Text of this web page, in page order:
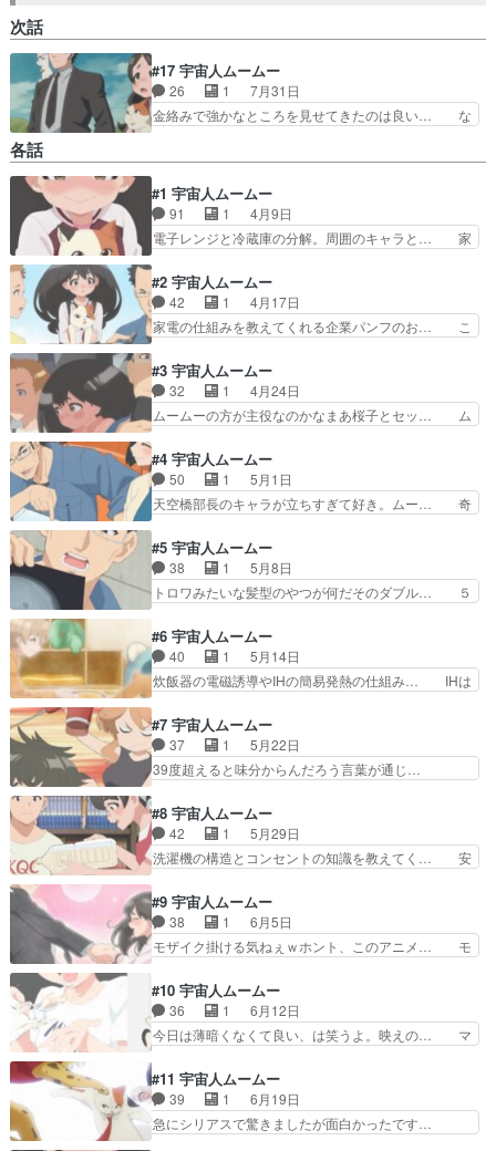
次話
#17 宇宙人ムームー
26 1
7月31日
金絡みで強かなところを見せてきたのは良い… な
進化してんだな。生活に余裕がな… 最高酒クズ女
が出てきたと思ったら一瞬で出… 後半はまさかの
ムームーの恋バナ宇宙人でガ… 桜子は金を回収す
るのに必死wちゃんと話が… 夜の公園で缶ビール
片手にジョ◯゛ョ立ちし… 桜子さんの成長が恐ろ
しくて面白かったです…
各話
#1 宇宙人ムームー
91 1
4月9日
電子レンジと冷蔵庫の分解。周囲のキャラと… 家
き残りのバカ宇宙ネコ、地球で学び直す… )だ
が、電気街としての秋葉原ノスタルジー… でもそ
の原理を知る手段が文明の利器スマホ… オーブン
トースターと電子レンジの違いなん… 「うわぁ、
ニャンを足したような宇宙猫と… 猫と科学が大好
きな人向けかなぁ。ムームー… 文明を理解するた
めに勝手に桜子の家電を分…
#2 宇宙人ムームー
42 1
4月17日
家電の仕組みを教えてくれる企業パンフのお… こ
メという媒体のテンポ感に合わせたから… 家電の
豆知識をネコ型の宇宙人と一緒に学べ… えっ、こ
れってラブコメ？ 家電アニメとか… 今回もムー
ムーの顔芸がさえる。そして何や… 失敗させる前
プルなんだな。こら家電屋さ… 個人的にはムーム
ーのタママ二等兵感が癖に… 先輩たちがいい味出
してるげんしけんやもや…
#3 宇宙人ムームー
32 1
4月24日
ムームーの方が主役なのかなまあ桜子とセッ… ム
ムーとデシマル。デシマル、自動ドアに… 電気工
学アニメだった。電源は自分も子供の… パジャマ
のまま外で活動することになってし… 家電の仕組
み・挙動を通じた科学教育ものだ… めっちゃ家電
み面白かったわ。実用的な部… ヒロインの髪型が
ちょっと、、このコがムー… ①日々は過ぎれど飯
うまし②片田舎のオッサ…
#4 宇宙人ムームー
50 1
5月1日
天空橋部長のキャラが立ちすぎて好き。ムー… 奇
電気代は東京だからじゃないけどね。ハ… どのよ
うな動きになるか気になっていたので… 部長が暴
れ始めて面白くなってきたな。…も… 自分はアレ
が黒い頃の大会で使用禁止のもの… 科学に対して
回好きだから、かなり良く出… 今回一番の謎は、
部長じゃなくて、ムームー… 楽しい〜かっこよか
ったり変態だったりで面…
#5 宇宙人ムームー
38 1
5月8日
トロワみたいな髪型のやつが何だそのダブル… ５
ダニ…チン」追加セリフ（かも）漫画２… 新人2
人でエアコン修理できちゃった壊れて… 知見が浅
いことを情弱とは言わないし、なん… 「電磁波は
生命体に影響を及ぼすものだけど… ムクドリのく
感じますね。Aパートはエア… 前に部長から聞い
た知識でエアコンの問題を… エアコンにしろ電磁
波にしろもっといろいろ…
#6 宇宙人ムームー
40 1
5月14日
炊飯器の電磁誘導やIHの簡易発熱の仕組み… IHは
て今はそんなハイテクなのね…！そ… 社会インフ
ラという枠組みの理解度が妙に高… 丁度炊飯器を
どうするか考えていたところだ… 戦争で滅びた母
星の文明を再興するため、宇… まるで保護猫ちゃ
ノリ（ムームーと家電蘊… 猫成分多めだと当たり
回な気がする。ムーム… やはり良くできた作品だ
と思わされました。…
#7 宇宙人ムームー
37 1
5月22日
39度超えると味分からんだろう言葉が通じ…
語が再構築されていて、面白かった（：A… 「人
は見た目で判断してはいけない」とか「… 鮫洲さ
んと打ち解ける展開は良いんだけど、… 呪いの
◯◯ステ…ここ一応都内（非都区部）… 薄暗い女
のスロットインの飲み込みの話や… AVの話とか
排卵日の話とかしててガチで大… いいね、どんど
ん馴染んでくる。猫が当たり…
#8 宇宙人ムームー
42 1
5月29日
洗濯機の構造とコンセントの知識を教えてく… 安
ろおどろしい題字。園子と友人と猫の小… Bパー
トで、デシマルが部屋に運ばれるシー… 布地の強
度に気づかないとは、理系失格よ。… 家電の説
明、自分は元々そういうのに興味が… 男衆内部で
全員最悪すぎて、これ何か仕掛… 「鶴見は女越し
にレンジを使う」と揶揄され… 治そうとして何か
資格がいるらしくで治さな…
#9 宇宙人ムームー
38 1
6月5日
モザイク掛ける気ねぇｗホント、このアニメ… モ
助かるけど…修繕費は？というかし… 宇宙人は堕
落しました大事な何かを学びまし… 今までは、ム
ームーの秘密を自分しか知らな… 猫型宇宙人同士
で顔見知りなんだったら最初… 穴守とかいう男が
腹立ってしまったな。電… 地球人の文化に染まっ
て堕落したムームー…… ムームーの駄々っ子は見
てられないなｗ桜子…
#10 宇宙人ムームー
36 1
6月12日
今日は薄暗くなくて良い、は笑うよ。映えの… マ
めっちゃ高そうなマンションに住んで… なるほ
ど、実家が家電屋だから知識豊富と。… コーヒー
メーカーが自動で動く！掃除機が自… 、天空橋の
一連の流れ（第８話）が使われて… 鮫洲さん最初
#11 宇宙人ムームー
39 1
6月19日
急にシリアスで驚きましたが面白かったです…